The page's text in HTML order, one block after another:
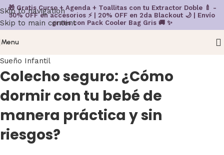
Skip to navigation
Skip to main content
🎁 Gratis Curso + Agenda + Toallitas con tu Extractor Doble 🍼 -
50% OFF en accesorios ⚡ | 20% OFF en 2da Blackout 🌙 | Envío
gratis con Pack Cooler Bag Gris 🚚 ✨
Menu
Sueño Infantil
Colecho seguro: ¿Cómo
dormir con tu bebé de
manera práctica y sin
riesgos?